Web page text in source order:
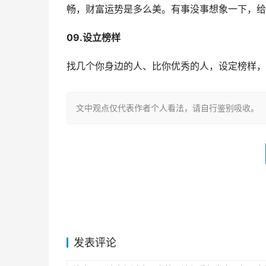
畅，财富运势是多么美。有事没事想象一下，
09.设立榜样
找几个你身边的人、比你优秀的人，设定榜样
文中观点仅代表作者个人看法，请自行鉴别吸收。
发表评论